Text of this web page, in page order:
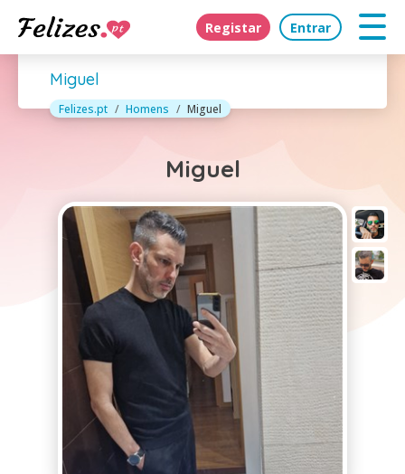
Registar Entrar
Miguel
Felizes.pt Homens Miguel
Miguel